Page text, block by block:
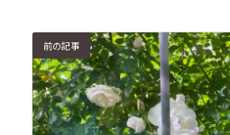
前の記事